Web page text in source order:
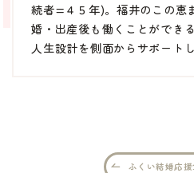
イベント・セミナー
続者=４５年)。福井のこの恵
婚・出産後も働くことができ
人生設計を側面からサポートし
ふくい結婚応